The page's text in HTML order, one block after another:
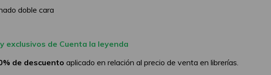
doble cara
exclusivos de Cuenta la leyenda
de descuento aplicado en relación al precio de venta en librerías.